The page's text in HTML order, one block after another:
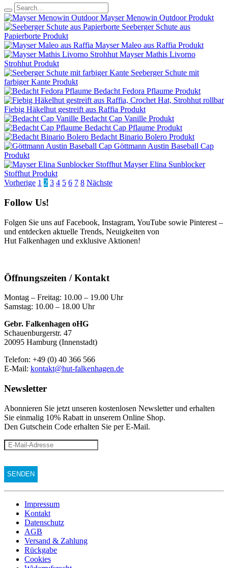
Mayser Menowin OutdoorProdukt
Seeberger Schute aus
Papierborte Produkt
Mayser Maleo aus Raffia Produkt
Mayser Mathis Livorno
StrohhutProdukt
Seeberger Schute mit
farbiger Kante Produkt
Bedacht Fedora Pflaume Produkt
Fiebig Häkelhut gestreift aus Raffia Produkt
Bedacht Cap Vanille Produkt
Bedacht Cap Pflaume Produkt
Bedacht Binario Bolero Produkt
Göttmann Austin Baseball Cap
Produkt
Mayser Elina Sunblocker
StoffhutProdukt
Seitennummerierung
der
Vorherige 1 2 3 4 5 6 7 8 Nächste
Follow Us!
Folgen Sie uns auf Facebook, Instagram, YouTube sowie Pinterest –
und entdecken aktuelle Trends, Neuigkeiten von
Hut Falkenhagen und exklusive Aktionen!
Öffnungszeiten / Kontakt
Montag – Freitag: 10.00 – 19.00 Uhr
Samstag: 10.00 – 18.00 Uhr
Gebr. Falkenhagen oHG
Schauenburgerstr. 47
20095 Hamburg (Innenstadt)
Telefon: +49 (0) 40 366 566
E-Mail: kontakt@hut-falkenhagen.de
Newsletter
Abonnieren Sie jetzt unseren kostenlosen Newsletter und erhalten
Sie einmalig 10% Rabatt in unserem Online Shop.
Den Gutschein Code erhalten Sie per E-Mail.
Impressum
Kontakt
Datenschutz
AGB
Versand & Zahlung
Rückgabe
Cookies